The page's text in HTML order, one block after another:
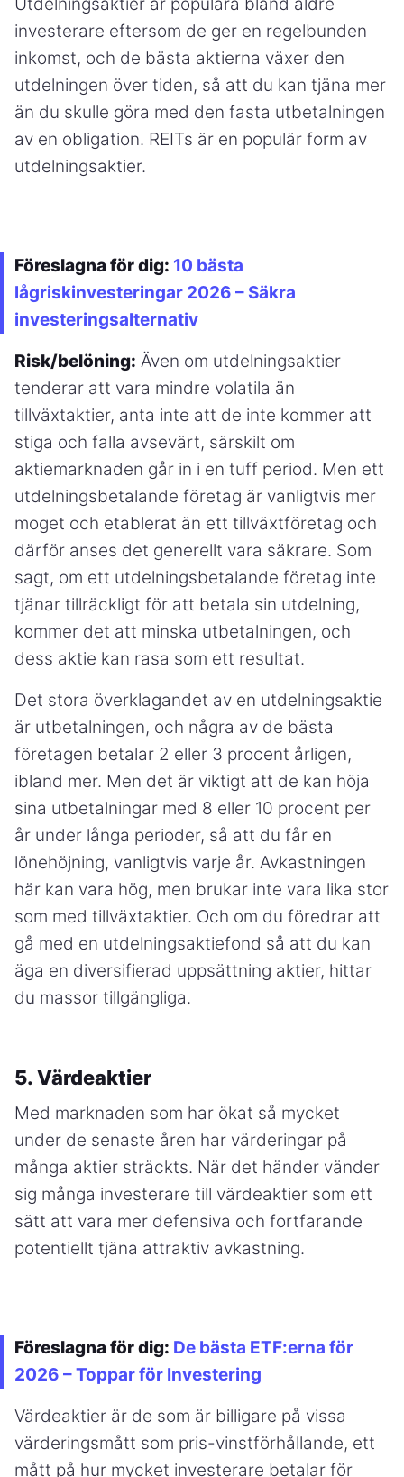
investerare eftersom de ger en regelbunden
inkomst, och de bästa aktierna växer den
utdelningen över tiden, så att du kan tjäna mer
än du skulle göra med den fasta utbetalningen
av en obligation. REITs är en populär form av
utdelningsaktier.
Föreslagna för dig: 10 bästa
lågriskinvesteringar 2026 – Säkra
investeringsalternativ
Risk/belöning: Även om utdelningsaktier
tenderar att vara mindre volatila än
tillväxtaktier, anta inte att de inte kommer att
stiga och falla avsevärt, särskilt om
aktiemarknaden går in i en tuff period. Men ett
utdelningsbetalande företag är vanligtvis mer
moget och etablerat än ett tillväxtföretag och
därför anses det generellt vara säkrare. Som
sagt, om ett utdelningsbetalande företag inte
tjänar tillräckligt för att betala sin utdelning,
kommer det att minska utbetalningen, och
dess aktie kan rasa som ett resultat.
Det stora överklagandet av en utdelningsaktie
är utbetalningen, och några av de bästa
företagen betalar 2 eller 3 procent årligen,
ibland mer. Men det är viktigt att de kan höja
sina utbetalningar med 8 eller 10 procent per
år under långa perioder, så att du får en
lönehöjning, vanligtvis varje år. Avkastningen
här kan vara hög, men brukar inte vara lika stor
som med tillväxtaktier. Och om du föredrar att
gå med en utdelningsaktiefond så att du kan
äga en diversifierad uppsättning aktier, hittar
du massor tillgängliga.
5. Värdeaktier
Med marknaden som har ökat så mycket
under de senaste åren har värderingar på
många aktier sträckts. När det händer vänder
sig många investerare till värdeaktier som ett
sätt att vara mer defensiva och fortfarande
potentiellt tjäna attraktiv avkastning.
Föreslagna för dig: De bästa ETF:erna för
2026 – Toppar för Investering
Värdeaktier är de som är billigare på vissa
värderingsmått som pris-vinstförhållande, ett
mått på hur mycket investerare betalar för